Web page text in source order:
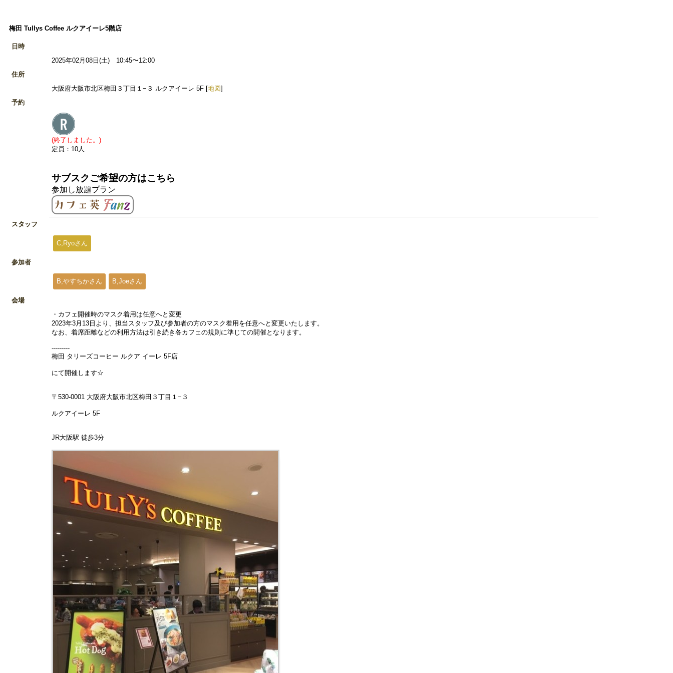
梅田 Tullys Coffee ルクアイーレ5階店
日時
2025年02月08日(土) 10:45〜12:00
住所
大阪府大阪市北区梅田３丁目１−３ ルクアイーレ 5F [地図]
予約
(終了しました。)
定員：10人
サブスクご希望の方はこちら
参加し放題プラン
スタッフ
C,Ryoさん
参加者
B,やすちかさん B,Joeさん
会場
・カフェ開催時のマスク着用は任意へと変更
2023年3月13日より、担当スタッフ及び参加者の方のマスク着用を任意へと変更いたします。
なお、着席距離などの利用方法は引き続き各カフェの規則に準じての開催となります。
---------
梅田 タリーズコーヒー ルクア イーレ 5F店
にて開催します☆
〒530-0001 大阪府大阪市北区梅田３丁目１−３
ルクアイーレ 5F
JR大阪駅 徒歩3分